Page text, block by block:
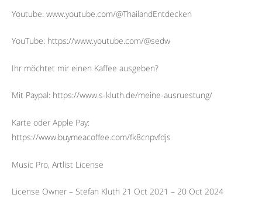
Youtube: www.youtube.com/@ThailandEntdecken
YouTube: https://www.youtube.com/@sedw
Ihr möchtet mir einen Kaffee ausgeben?
Mit Paypal: https://www.s-kluth.de/meine-ausruestung/
Karte oder Apple Pay:
https://www.buymeacoffee.com/fk8cnpvfdjs
Music Pro, Artlist License
License Owner – Stefan Kluth 21 Oct 2021 – 20 Oct 2024